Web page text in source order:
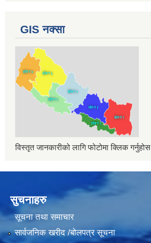
GIS नक्सा
विस्तृत जानकारीको लागि फोटोमा क्लिक गर्नुहोस
सुचनाहरु
सूचना तथा समाचार
सार्वजनिक खरीद /बोलपत्र सूचना